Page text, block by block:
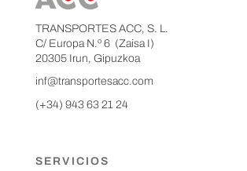
TRANSPORTES ACC, S. L.
C/ Europa N.º 6 (Zaisa I)
20305 Irun, Gipuzkoa
inf@transportesacc.com
(+34) 943 63 21 24
SERVICIOS